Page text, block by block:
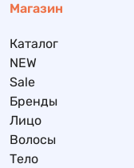
Магазин
Каталог
NEW
Sale
Бренды
Лицо
Волосы
Тело